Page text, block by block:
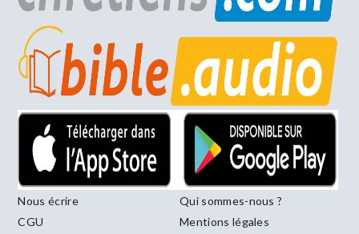
Nous écrire
Qui sommes-nous ?
CGU
Mentions légales